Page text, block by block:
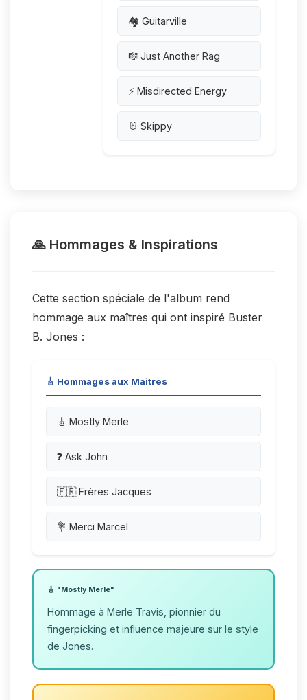
🏘️ Guitarville
🎼 Just Another Rag
⚡ Misdirected Energy
🐰 Skippy
🙏 Hommages & Inspirations
Cette section spéciale de l'album rend
hommage aux maîtres qui ont inspiré Buster
B. Jones :
🎸 Hommages aux Maîtres
🎸 Mostly Merle
❓ Ask John
🇫🇷 Frères Jacques
💐 Merci Marcel
🎸 "Mostly Merle"
Hommage à Merle Travis, pionnier du
fingerpicking et influence majeure sur le style
de Jones.